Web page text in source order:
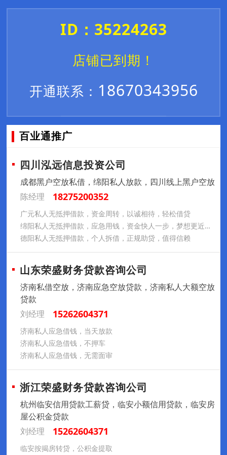
ID：35224263
店铺已到期！
开通联系： 18670343956
百业通推广
四川泓远信息投资公司
成都黑户空放私借，绵阳私人放款，四川线上黑户空放
陈经理
18275200352
广元私人无抵押借款，资金周转，以诚相待，轻松借贷
绵阳私人无抵押借款，应急用钱，资金快人一步，梦想更近一步
德阳私人无抵押借款，个人拆借，正规助贷，值得信赖
山东荣盛财务贷款咨询公司
济南私借空放，济南应急空放贷款，济南私人大额空放
贷款
刘经理
15262604371
济南私人应急借钱，当天放款
济南私人应急借钱，不押车
济南私人应急借钱，无需面审
浙江荣盛财务贷款咨询公司
杭州临安信用贷款工薪贷，临安小额信用贷款，临安房
屋公积金贷款
刘经理
15262604371
临安按揭房转贷，公积金提取